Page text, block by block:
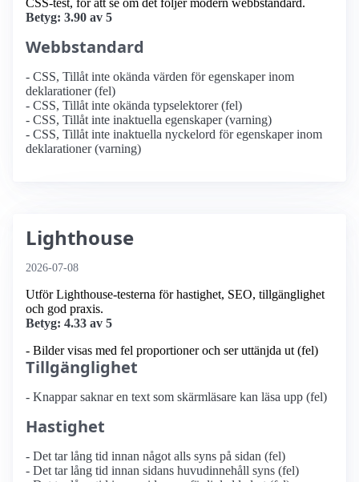
CSS-test, för att se om det följer modern webbstandard.
Betyg: 3.90 av 5
Webbstandard
- CSS, Tillåt inte okända värden för egenskaper inom
deklarationer (fel)
- CSS, Tillåt inte okända typselektorer (fel)
- CSS, Tillåt inte inaktuella egenskaper (varning)
- CSS, Tillåt inte inaktuella nyckelord för egenskaper inom
deklarationer (varning)
Lighthouse
2026-07-08
Utför Lighthouse-testerna för hastighet, SEO, tillgänglighet
och god praxis.
Betyg: 4.33 av 5
- Bilder visas med fel proportioner och ser uttänjda ut (fel)
Tillgänglighet
- Knappar saknar en text som skärmläsare kan läsa upp (fel)
Hastighet
- Det tar lång tid innan något alls syns på sidan (fel)
- Det tar lång tid innan sidans huvudinnehåll syns (fel)